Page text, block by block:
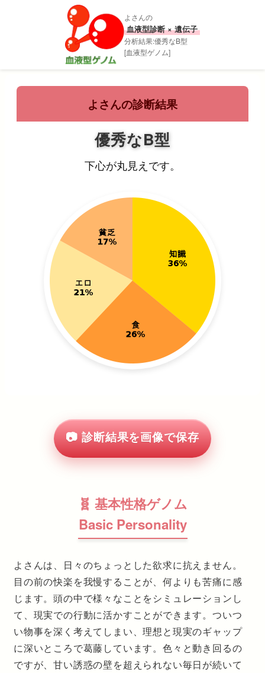
よさんの
血液型診断 × 遺伝子
分析結果:優秀なB型
[血液型ゲノム]
よさんの診断結果
優秀なB型
下心が丸見えです。
📷 診断結果を画像で保存
🧬 基本性格ゲノム
Basic Personality
よさんは、日々のちょっとした欲求に抗えません。
目の前の快楽を我慢することが、何よりも苦痛に感
じます。頭の中で様々なことをシミュレーションし
て、現実での行動に活かすことができます。ついつ
い物事を深く考えてしまい、理想と現実のギャップ
に深いところで葛藤しています。色々と動き回るの
ですが、甘い誘惑の壁を超えられない毎日が続いて